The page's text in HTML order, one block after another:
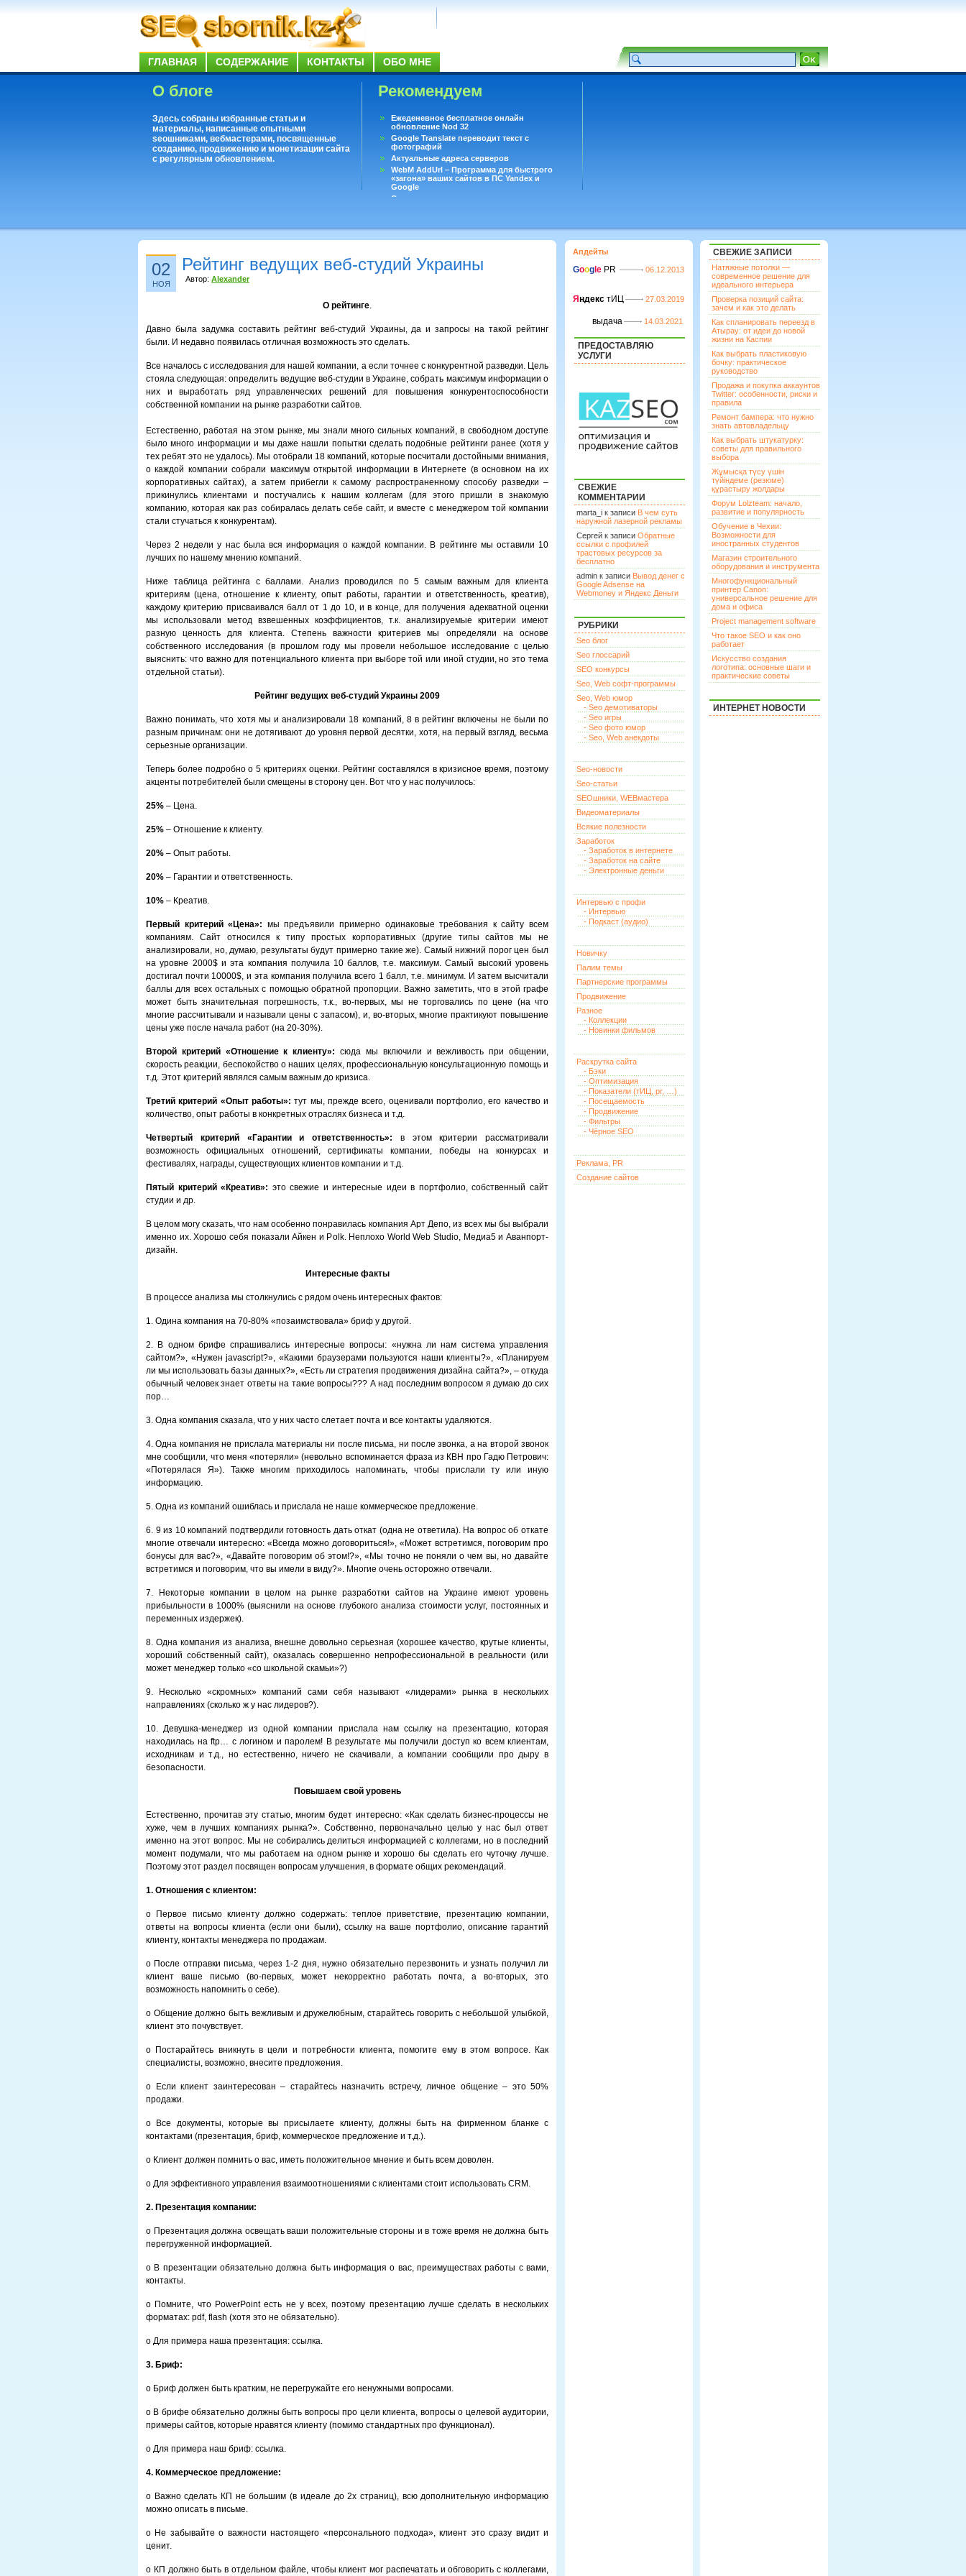
ГЛАВНАЯ СОДЕРЖАНИЕ КОНТАКТЫ ОБО МНЕ
О блоге
Здесь собраны избранные статьи и
материалы, написанные опытными
seoшниками, вебмастерами, посвященные
созданию, продвижению и монетизации сайта
с регулярным обновлением.
Рекомендуем
Ежеденевное бесплатное онлайн
обновление Nod 32
Google Translate переводит текст с
фотографий
Актуальные адреса серверов
WebM AddUrl – Программа для быстрого
«загона» ваших сайтов в ПС Yandex и
Google
Существует вопросы, на которые не может
02
НОЯ
Рейтинг ведущих веб-студий Украины
Автор: Alexander
О рейтинге.
Давно была задумка составить рейтинг веб-студий Украины, да и запросы на такой рейтинг
были. И недавно появилась отличная возможность это сделать.
Все началось с исследования для нашей компании, а если точнее с конкурентной разведки. Цель
стояла следующая: определить ведущие веб-студии в Украине, собрать максимум информации о
них и выработать ряд управленческих решений для повышения конкурентоспособности
собственной компании на рынке разработки сайтов.
Естественно, работая на этом рынке, мы знали много сильных компаний, в свободном доступе
было много информации и мы даже нашли попытки сделать подобные рейтинги ранее (хотя у
тех ребят это не удалось). Мы отобрали 18 компаний, которые посчитали достойными внимания,
о каждой компании собрали максимум открытой информации в Интернете (в основном на их
корпоративных сайтах), а затем прибегли к самому распространенному способу разведки –
прикинулись клиентами и постучались к нашим коллегам (для этого пришли в знакомую
компанию, которая как раз собиралась делать себе сайт, и вместе с менеджером той компании
стали стучаться к конкурентам).
Через 2 недели у нас была вся информация о каждой компании. В рейтинге мы оставили 10
лучших по нашему мнению компаний.
Ниже таблица рейтинга с баллами. Анализ проводился по 5 самым важным для клиента
критериям (цена, отношение к клиенту, опыт работы, гарантии и ответственность, креатив),
каждому критерию присваивался балл от 1 до 10, и в конце, для получения адекватной оценки
мы использовали метод взвешенных коэффициентов, т.к. анализируемые критерии имеют
разную ценность для клиента. Степень важности критериев мы определяли на основе
собственного исследования (в прошлом году мы провели небольшое исследование с целью
выяснить: что важно для потенциального клиента при выборе той или иной студии, но это тема
отдельной статьи).
Рейтинг ведущих веб-студий Украины 2009
Важно понимать, что хотя мы и анализировали 18 компаний, 8 в рейтинг включены не были по
разным причинам: они не дотягивают до уровня первой десятки, хотя, на первый взгляд, весьма
серьезные организации.
Теперь более подробно о 5 критериях оценки. Рейтинг составлялся в кризисное время, поэтому
акценты потребителей были смещены в сторону цен. Вот что у нас получилось:
25% – Цена.
25% – Отношение к клиенту.
20% – Опыт работы.
20% – Гарантии и ответственность.
10% – Креатив.
Первый критерий «Цена»: мы предъявили примерно одинаковые требования к сайту всем
компаниям. Сайт относился к типу простых корпоративных (другие типы сайтов мы не
анализировали, но, думаю, результаты будут примерно такие же). Самый нижний порог цен был
на уровне 2000$ и эта компания получила 10 баллов, т.е. максимум. Самый высокий уровень
достигал почти 10000$, и эта компания получила всего 1 балл, т.е. минимум. И затем высчитали
баллы для всех остальных с помощью обратной пропорции. Важно заметить, что в этой графе
может быть значительная погрешность, т.к., во-первых, мы не торговались по цене (на что
многие рассчитывали и называли цены с запасом), и, во-вторых, многие практикуют повышение
цены уже после начала работ (на 20-30%).
Второй критерий «Отношение к клиенту»: сюда мы включили и вежливость при общении,
скорость реакции, беспокойство о наших целях, профессиональную консультационную помощь и
т.д. Этот критерий являлся самым важным до кризиса.
Третий критерий «Опыт работы»: тут мы, прежде всего, оценивали портфолио, его качество и
количество, опыт работы в конкретных отраслях бизнеса и т.д.
Четвертый критерий «Гарантии и ответственность»: в этом критерии рассматривали
возможность официальных отношений, сертификаты компании, победы на конкурсах и
фестивалях, награды, существующих клиентов компании и т.д.
Пятый критерий «Креатив»: это свежие и интересные идеи в портфолио, собственный сайт
студии и др.
В целом могу сказать, что нам особенно понравилась компания Арт Депо, из всех мы бы выбрали
именно их. Хорошо себя показали Айкен и Polk. Неплохо World Web Studio, Медиа5 и Аванпорт-
дизайн.
Интересные факты
В процессе анализа мы столкнулись с рядом очень интересных фактов:
1. Одина компания на 70-80% «позаимствовала» бриф у другой.
2. В одном брифе спрашивались интересные вопросы: «нужна ли нам система управления
сайтом?», «Нужен javascript?», «Какими браузерами пользуются наши клиенты?», «Планируем
ли мы использовать базы данных?», «Есть ли стратегия продвижения дизайна сайта?», – откуда
обычный человек знает ответы на такие вопросы??? А над последним вопросом я думаю до сих
пор…
3. Одна компания сказала, что у них часто слетает почта и все контакты удаляются.
4. Одна компания не прислала материалы ни после письма, ни после звонка, а на второй звонок
мне сообщили, что меня «потеряли» (невольно вспоминается фраза из КВН про Гадю Петрович:
«Потерялася Я»). Также многим приходилось напоминать, чтобы прислали ту или иную
информацию.
5. Одна из компаний ошиблась и прислала не наше коммерческое предложение.
6. 9 из 10 компаний подтвердили готовность дать откат (одна не ответила). На вопрос об откате
многие отвечали интересно: «Всегда можно договориться!», «Может встретимся, поговорим про
бонусы для вас?», «Давайте поговорим об этом!?», «Мы точно не поняли о чем вы, но давайте
встретимся и поговорим, что вы имели в виду?». Многие очень осторожно отвечали.
7. Некоторые компании в целом на рынке разработки сайтов на Украине имеют уровень
прибыльности в 1000% (выяснили на основе глубокого анализа стоимости услуг, постоянных и
переменных издержек).
8. Одна компания из анализа, внешне довольно серьезная (хорошее качество, крутые клиенты,
хороший собственный сайт), оказалась совершенно непрофессиональной в реальности (или
может менеджер только «со школьной скамьи»?)
9. Несколько «скромных» компаний сами себя называют «лидерами» рынка в нескольких
направлениях (сколько ж у нас лидеров?).
10. Девушка-менеджер из одной компании прислала нам ссылку на презентацию, которая
находилась на ftp… с логином и паролем! В результате мы получили доступ ко всем клиентам,
исходникам и т.д., но естественно, ничего не скачивали, а компании сообщили про дыру в
безопасности.
Повышаем свой уровень
Естественно, прочитав эту статью, многим будет интересно: «Как сделать бизнес-процессы не
хуже, чем в лучших компаниях рынка?». Собственно, первоначально целью у нас был ответ
именно на этот вопрос. Мы не собирались делиться информацией с коллегами, но в последний
момент подумали, что мы работаем на одном рынке и хорошо бы сделать его чуточку лучше.
Поэтому этот раздел посвящен вопросам улучшения, в формате общих рекомендаций.
1. Отношения с клиентом:
o Первое письмо клиенту должно содержать: теплое приветствие, презентацию компании,
ответы на вопросы клиента (если они были), ссылку на ваше портфолио, описание гарантий
клиенту, контакты менеджера по продажам.
o После отправки письма, через 1-2 дня, нужно обязательно перезвонить и узнать получил ли
клиент ваше письмо (во-первых, может некорректно работать почта, а во-вторых, это
возможность напомнить о себе).
o Общение должно быть вежливым и дружелюбным, старайтесь говорить с небольшой улыбкой,
клиент это почувствует.
o Постарайтесь вникнуть в цели и потребности клиента, помогите ему в этом вопросе. Как
специалисты, возможно, внесите предложения.
o Если клиент заинтересован – старайтесь назначить встречу, личное общение – это 50%
продажи.
o Все документы, которые вы присылаете клиенту, должны быть на фирменном бланке с
контактами (презентация, бриф, коммерческое предложение и т.д.).
o Клиент должен помнить о вас, иметь положительное мнение и быть всем доволен.
o Для эффективного управления взаимоотношениями с клиентами стоит использовать CRM.
2. Презентация компании:
o Презентация должна освещать ваши положительные стороны и в тоже время не должна быть
перегруженной информацией.
o В презентации обязательно должна быть информация о вас, преимуществах работы с вами,
контакты.
o Помните, что PowerPoint есть не у всех, поэтому презентацию лучше сделать в нескольких
форматах: pdf, flash (хотя это не обязательно).
o Для примера наша презентация: ссылка.
3. Бриф:
o Бриф должен быть кратким, не перегружайте его ненужными вопросами.
o В брифе обязательно должны быть вопросы про цели клиента, вопросы о целевой аудитории,
примеры сайтов, которые нравятся клиенту (помимо стандартных про функционал).
o Для примера наш бриф: ссылка.
4. Коммерческое предложение:
o Важно сделать КП не большим (в идеале до 2х страниц), всю дополнительную информацию
можно описать в письме.
o Не забывайте о важности настоящего «персонального подхода», клиент это сразу видит и
ценит.
o КП должно быть в отдельном файле, чтобы клиент мог распечатать и обговорить с коллегами,
Апдейты
Goog le PR 06.12.2013
Я ндекс тИЦ 27.03.2019
выдача 14.03.2021
ПРЕДОСТАВЛЯЮ
УСЛУГИ
СВЕЖИЕ
КОММЕНТАРИИ
marta_i к записи В чем суть
наружной лазерной рекламы
Сергей к записи Обратные
ссылки с профилей
трастовых ресурсов за
бесплатно
admin к записи Вывод денег с
Google Adsense на
Webmoney и Яндекс Деньги
РУБРИКИ
Seo блог
Seo глоссарий
SEO конкурсы
Seo, Web софт-программы
Seo, Web юмор
- Seo демотиваторы
- Seo игры
- Seo фото юмор
- Seo, Web анекдоты
Seo-новости
Seo-статьи
SEOшники, WEBмастера
Видеоматериалы
Всякие полезности
Заработок
- Заработок в интернете
- Заработок на сайте
- Электронные деньги
Интервью с профи
- Интервью
- Подкаст (аудио)
Новичку
Палим темы
Партнерские программы
Продвижение
Разное
- Коллекции
- Новинки фильмов
Раскрутка сайта
- Бэки
- Оптимизация
- Показатели (тИЦ, pr, …)
- Посещаемость
- Продвижение
- Фильтры
- Чёрное SEO
Реклама, PR
Создание сайтов
СВЕЖИЕ ЗАПИСИ
Натяжные потолки —
современное решение для
идеального интерьера
Проверка позиций сайта:
зачем и как это делать
Как спланировать переезд в
Атырау: от идеи до новой
жизни на Каспии
Как выбрать пластиковую
бочку: практическое
руководство
Продажа и покупка аккаунтов
Twitter: особенности, риски и
правила
Ремонт бампера: что нужно
знать автовладельцу
Как выбрать штукатурку:
советы для правильного
выбора
Жұмысқа түсу үшін
түйіндеме (резюме)
құрастыру жолдары
Форум Lolzteam: начало,
развитие и популярность
Обучение в Чехии:
Возможности для
иностранных студентов
Магазин строительного
оборудования и инструмента
Многофункциональный
принтер Canon:
универсальное решение для
дома и офиса
Project management software
Что такое SEO и как оно
работает
Искусство создания
логотипа: основные шаги и
практические советы
ИНТЕРНЕТ НОВОСТИ